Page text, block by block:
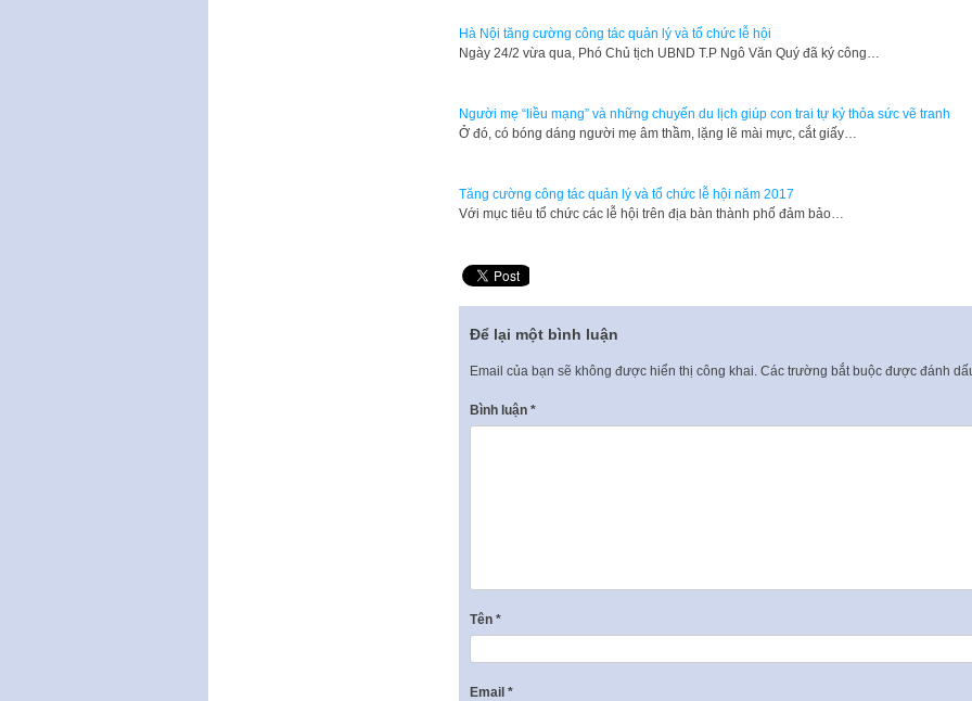
Hà Nội tăng cường công tác quản lý và tổ chức lễ hội
Ngày 24/2 vừa qua, Phó Chủ tịch UBND T.P Ngô Văn Quý đã ký công…
Người mẹ “liều mạng” và những chuyến du lịch giúp con trai tự kỷ thỏa sức vẽ tranh
Ở đó, có bóng dáng người mẹ âm thầm, lặng lẽ mài mực, cắt giấy…
Tăng cường công tác quản lý và tổ chức lễ hội năm 2017
Với mục tiêu tổ chức các lễ hội trên địa bàn thành phố đảm bảo…
Để lại một bình luận
Email của bạn sẽ không được hiển thị công khai. Các trường bắt buộc được đánh
Bình luận *
Tên *
Email *